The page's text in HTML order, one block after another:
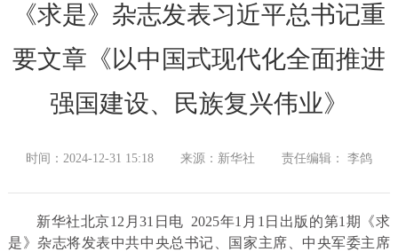
《求是》杂志发表习近平总书记重
要文章《以中国式现代化全面推进
强国建设、民族复兴伟业》
时间：2024-12-31 15:18 来源：新华社 责任编辑： 李鸽
新华社北京12月31日电 2025年1月1日出版的第1期《求
是》杂志将发表中共中央总书记、国家主席、中央军委主席